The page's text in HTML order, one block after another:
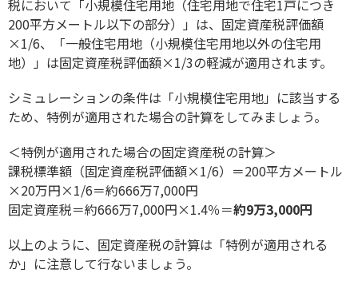
税において「小規模住宅用地（住宅用地で住宅1戸につき
200平方メートル以下の部分）」は、固定資産税評価額
×1/6、「一般住宅用地（小規模住宅用地以外の住宅用
地）」は固定資産税評価額×1/3の軽減が適用されます。
シミュレーションの条件は「小規模住宅用地」に該当する
ため、特例が適用された場合の計算をしてみましょう。
＜特例が適用された場合の固定資産税の計算＞
課税標準額（固定資産税評価額×1/6）＝200平方メートル
×20万円×1/6＝約666万7,000円
固定資産税＝約666万7,000円×1.4％＝約9万3,000円
以上のように、固定資産税の計算は「特例が適用される
か」に注意して行ないましょう。